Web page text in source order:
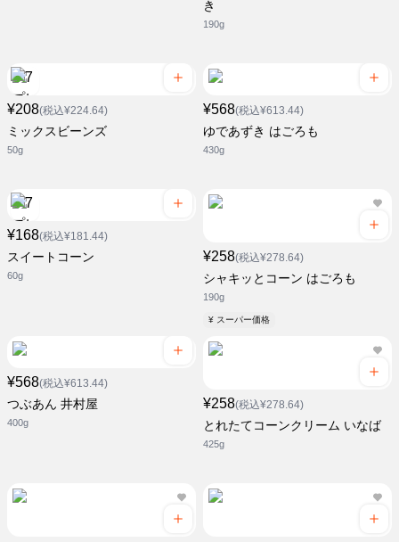
き
190g
¥208(税込¥224.64)
ミックスビーンズ
50g
¥568(税込¥613.44)
ゆであずき はごろも
430g
¥168(税込¥181.44)
スイートコーン
60g
¥258(税込¥278.64)
シャキッとコーン はごろも
190g
¥ スーパー価格
¥568(税込¥613.44)
つぶあん 井村屋
400g
¥258(税込¥278.64)
とれたてコーンクリーム いなば
425g